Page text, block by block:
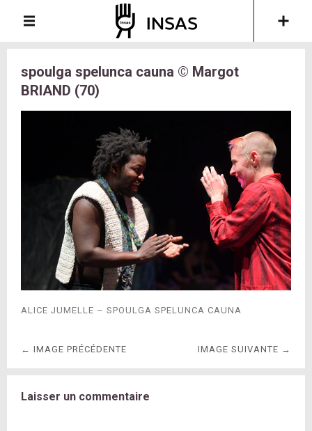
spoulga spelunca cauna © Margot
BRIAND (70)
ALICE JUMELLE – SPOULGA SPELUNCA CAUNA
← IMAGE PRÉCÉDENTE IMAGE SUIVANTE →
Laisser un commentaire